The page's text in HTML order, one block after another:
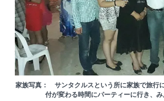
家族写真： サンタクルスという所に家族で旅行
付が変わる時間にパーティーに行き、み